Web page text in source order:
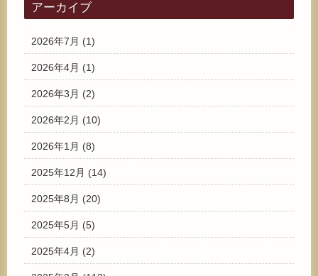
アーカイブ
2026年7月 (1)
2026年4月 (1)
2026年3月 (2)
2026年2月 (10)
2026年1月 (8)
2025年12月 (14)
2025年8月 (20)
2025年5月 (5)
2025年4月 (2)